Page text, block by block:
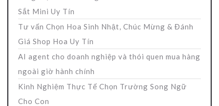
Sắt Mini Uy Tín
Tư vấn Chọn Hoa Sinh Nhật, Chúc Mừng & Đánh
Giá Shop Hoa Uy Tín
AI agent cho doanh nghiệp và thói quen mua hàng
ngoài giờ hành chính
Kinh Nghiệm Thực Tế Chọn Trường Song Ngữ
Cho Con